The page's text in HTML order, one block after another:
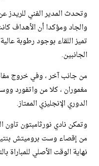
وتحدث المدير الفني للريدز
والجاد ومؤكدا أن الأهداف
تميز اللقاء بوجود رطوبة
الجانبين.
من جانب آخر ، وفي خروج
مغموران ، كلا من واتفورد
الدوري الإنجليزي الممتاز.
وتمكن نادي نورثامبتون تاون
من إقصاء وست بروميتش
نهاية الوقت الأصلي للمباراة